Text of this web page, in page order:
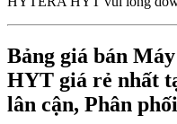
Bảng giá bán
HYT giá rẻ nhất
lân cận, Phân